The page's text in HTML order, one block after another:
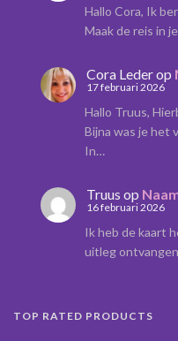
Hallo Cora, Ik
Maak de reis in
Cora Lederop
17 februari 2026
Hallo Truus,
Bijna was je het
In…
Truus op
16 februari 2026
Ik heb de kaart
uitleg ontvangen
TOP RATED PRODUCTS